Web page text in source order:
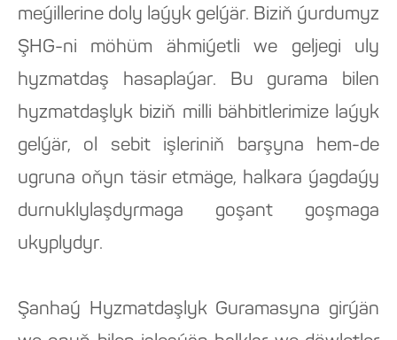
meýillerine doly laýyk gelýär. Biziň ýurdumyz
ŞHG-ni möhüm ähmiýetli we geljegi uly
hyzmatdaş hasaplaýar. Bu gurama bilen
hyzmatdaşlyk biziň milli bähbitlerimize laýyk
gelýär, ol sebit işleriniň barşyna hem-de
ugruna oňyn täsir etmäge, halkara ýagdaýy
durnuklylaşdyrmaga goşant goşmaga
ukyplydyr.
Şanhaý Hyzmatdaşlyk Guramasyna girýän